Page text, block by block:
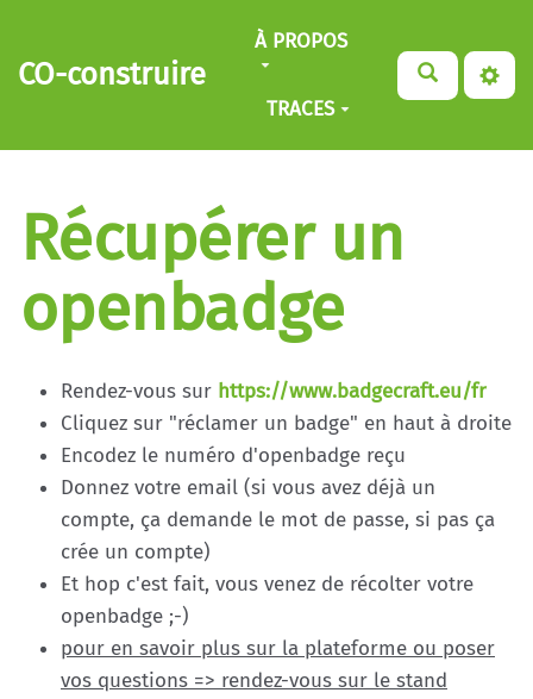
Aller au contenu principal
CO-construire
À PROPOS
TRACES
Récupérer un
openbadge
Rendez-vous sur https://www.badgecraft.eu/fr
Cliquez sur "réclamer un badge" en haut à droite
Encodez le numéro d'openbadge reçu
Donnez votre email (si vous avez déjà un
compte, ça demande le mot de passe, si pas ça
crée un compte)
Et hop c'est fait, vous venez de récolter votre
openbadge ;-)
pour en savoir plus sur la plateforme ou poser
vos questions => rendez-vous sur le stand